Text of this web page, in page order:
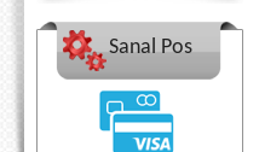
Sanal Pos